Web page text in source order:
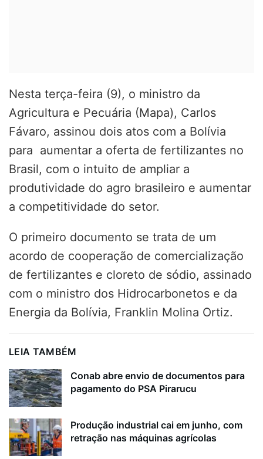
Nesta terça-feira (9), o ministro da
Agricultura e Pecuária (Mapa), Carlos
Fávaro, assinou dois atos com a Bolívia
para aumentar a oferta de fertilizantes no
Brasil, com o intuito de ampliar a
produtividade do agro brasileiro e aumentar
a competitividade do setor.
O primeiro documento se trata de um
acordo de cooperação de comercialização
de fertilizantes e cloreto de sódio, assinado
com o ministro dos Hidrocarbonetos e da
Energia da Bolívia, Franklin Molina Ortiz.
LEIA TAMBÉM
Conab abre envio de documentos para
pagamento do PSA Pirarucu
Produção industrial cai em junho, com
retração nas máquinas agrícolas